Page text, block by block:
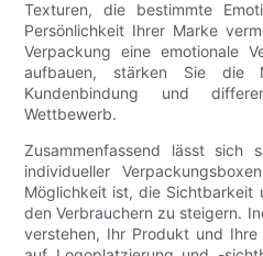
Texturen, die bestimmte
Persönlichkeit Ihrer Marke
Verpackung eine emotionale
aufbauen, stärken Sie die
Kundenbindung und
Wettbewerb.
Zusammenfassend lässt sich
individueller
Möglichkeit ist, die Sichtbarkeit
den Verbrauchern zu steigern.
verstehen, Ihr Produkt und